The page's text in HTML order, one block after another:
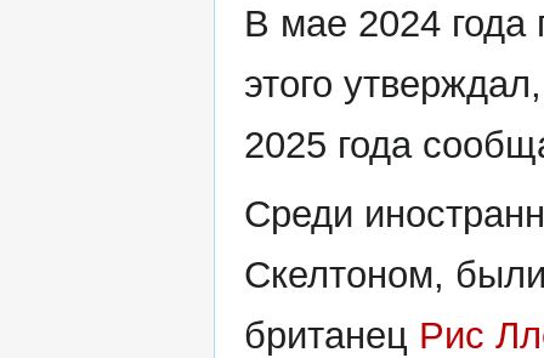
В мае 2024 года
этого
2025 года
Среди
Скелтоном,
британец Рис